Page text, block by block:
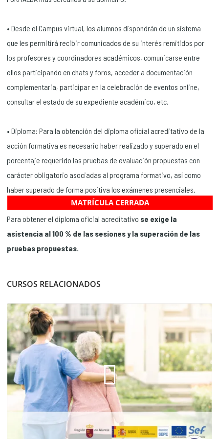
• Desde el Campus virtual, los alumnos dispondrán de un sistema
que les permitirá recibir comunicados de su interés remitidos por
los profesores y coordinadores académicos, comunicarse entre
ellos participando en chats y foros, acceder a documentación
complementaria, participar en la celebración de eventos online,
consultar el estado de su expediente académico, etc.
• Diploma: Para la obtención del diploma oficial acreditativo de la
acción formativa es necesario haber realizado y superado en el
porcentaje requerido las pruebas de evaluación propuestas con
carácter obligatorio asociadas al programa formativo, así como
haber superado de forma positiva los exámenes presenciales.
Para obtener el diploma oficial acreditativo se exige la
asistencia al 100 % de las sesiones y la superación de las
pruebas propuestas.
CURSOS RELACIONADOS
MATRÍCULA CERRADA